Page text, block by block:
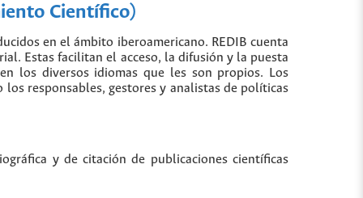
Científico)
en el ámbito iberoamericano. REDIB cuenta
Estas facilitan el acceso, la difusión y la puesta
los diversos idiomas que les son propios. Los
responsables, gestores y analistas de políticas
y de citación de publicaciones científicas